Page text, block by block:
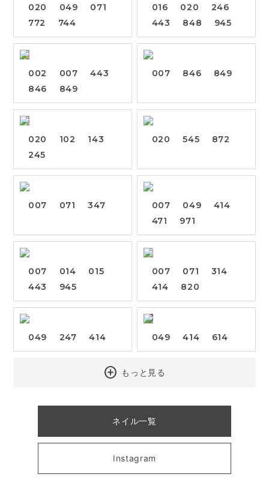
020 049
071
772
744
016 020
246
443
848 945
002 007
443
846
849
007 846 849
020 102
143
245
020 545 872
007 071 347 007 049
414
471
971
007 014
015
443
945
007 071
314
414
820
049 247 414 049 414 614
add_circle もっと見る
ネイル一覧
Instagram